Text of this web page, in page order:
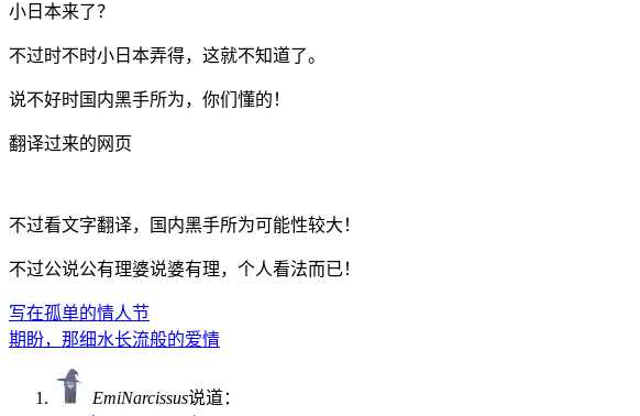
小日本来了？
不过时不时小日本弄得，这就不知道了。
说不好时国内黑手所为，你们懂的！
翻译过来的网页
不过看文字翻译，国内黑手所为可能性较大！
不过公说公有理婆说婆有理，个人看法而已！
写在孤单的情人节
期盼，那细水长流般的爱情
EmiNarcissus说道：